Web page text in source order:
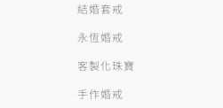
結婚套戒
永恆婚戒
客製化珠寶
手作婚戒